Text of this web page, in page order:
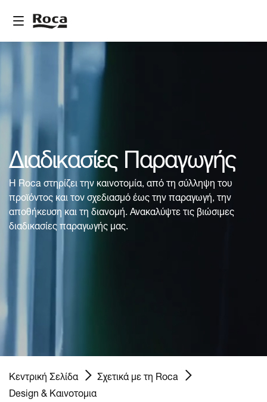
Διαδικασίες Παραγωγής
Η Roca στηρίζει την καινοτομία, από τη σύλληψη του
προϊόντος και τον σχεδιασμό έως την παραγωγή, την
αποθήκευση και τη διανομή. Ανακαλύψτε τις βιώσιμες
διαδικασίες παραγωγής μας.
Κεντρική Σελίδα
Σχετικά με τη Roca
Design & Καινοτομια